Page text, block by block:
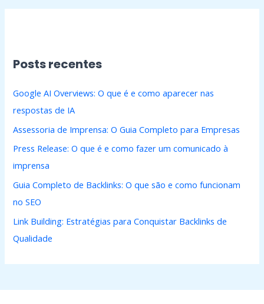
Posts recentes
Google AI Overviews: O que é e como aparecer nas
respostas de IA
Assessoria de Imprensa: O Guia Completo para Empresas
Press Release: O que é e como fazer um comunicado à
imprensa
Guia Completo de Backlinks: O que são e como funcionam
no SEO
Link Building: Estratégias para Conquistar Backlinks de
Qualidade